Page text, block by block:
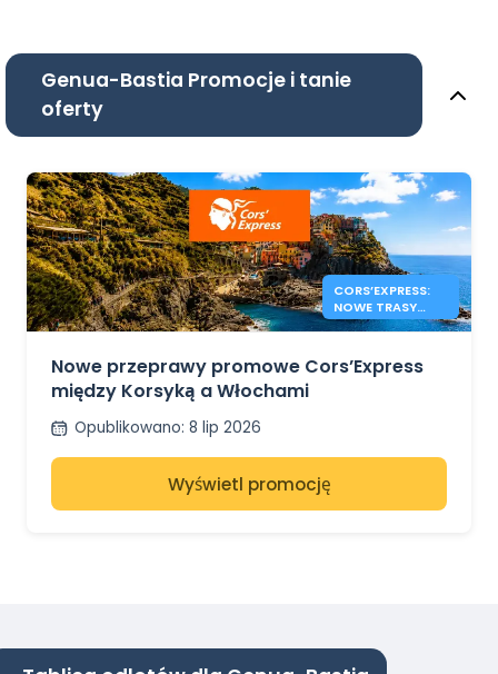
Genua-Bastia Promocje i tanie
oferty
CORS’EXPRESS:
NOWE TRASY
KORSYKA –
Nowe przeprawy promowe Cors’Express
między Korsyką a Włochami
Opublikowano: 8 lip 2026
Wyświetl promocję